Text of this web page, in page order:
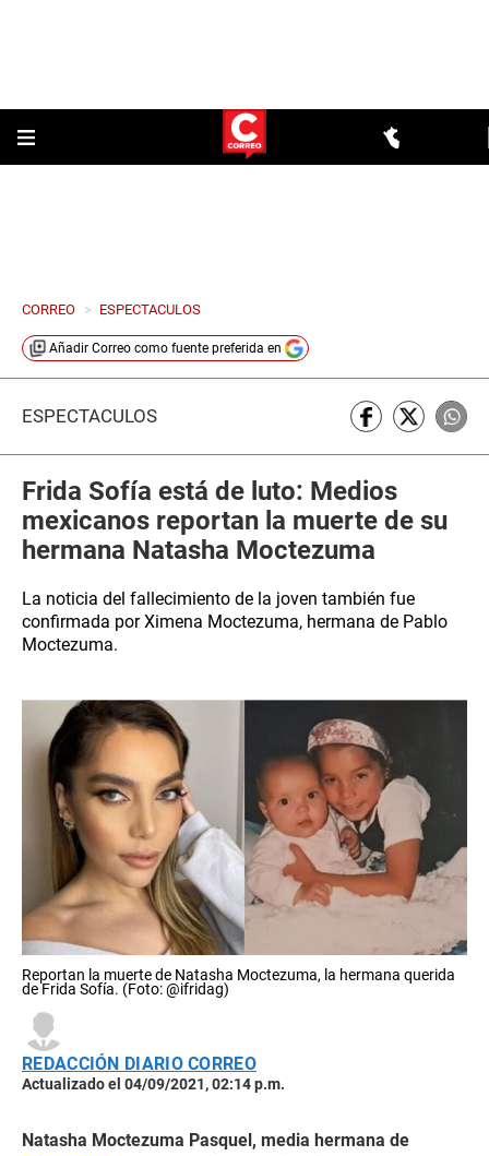
CORREO > ESPECTACULOS
Añadir Correo como fuente preferida en
ESPECTÁCULOS
Frida Sofía está de luto: Medios
mexicanos reportan la muerte de su
hermana Natasha Moctezuma
La noticia del fallecimiento de la joven también fue
confirmada por Ximena Moctezuma, hermana de Pablo
Moctezuma.
Reportan la muerte de Natasha Moctezuma, la hermana querida
de Frida Sofía. (Foto: @ifridag)
REDACCIÓN DIARIO CORREO
Actualizado el 04/09/2021, 02:14 p.m.
Natasha Moctezuma Pasquel, media hermana de